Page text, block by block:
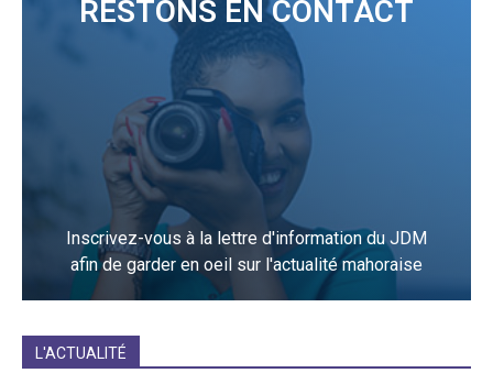
RESTONS EN CONTACT
Inscrivez-vous à la lettre d'information du JDM
afin de garder en oeil sur l'actualité mahoraise
L'ACTUALITÉ